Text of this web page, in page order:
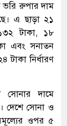
ভরি রুপার দাম
এ ছাড়া ২১
টাকা, ১৮
এবং সনাতন
টাকা নির্ধারণ
সোনার দামে
দেশে সোনা ও
ওপর ৫